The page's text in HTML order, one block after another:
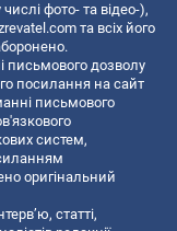
фото- та відео-),
та всіх його
письмового дозволу
посилання на сайт
письмового
систем,
оригінальний
статті,